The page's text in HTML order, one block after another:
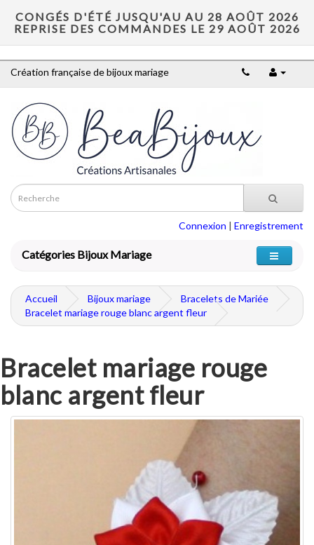
CONGÉS D'ÉTÉ JUSQU'AU AU 28 AOÛT 2026
REPRISE DES COMMANDES LE 29 AOÛT 2026
Création française de bijoux mariage
Connexion | Enregistrement
Catégories Bijoux Mariage
Accueil Bijoux mariage
Bracelets de Mariée
Bracelet mariage rouge blanc argent fleur
Bracelet mariage rouge
blanc argent fleur